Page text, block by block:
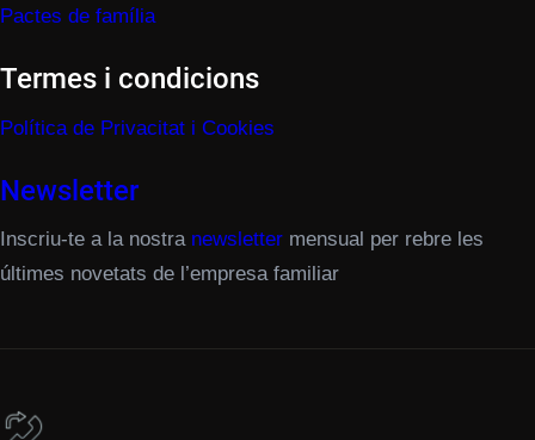
Pactes de família
Termes i condicions
Política de Privacitat i Cookies
Newsletter
Inscriu-te a la nostra newsletter mensual per rebre les
últimes novetats de l’empresa familiar